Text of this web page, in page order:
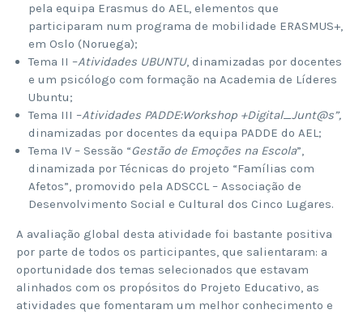
pela equipa Erasmus do AEL, elementos que
participaram num programa de mobilidade ERASMUS+,
em Oslo (Noruega);
Tema II –Atividades UBUNTU, dinamizadas por docentes
e um psicólogo com formação na Academia de Líderes
Ubuntu;
Tema III –Atividades PADDE:Workshop +Digital_Junt@s”,
dinamizadas por docentes da equipa PADDE do AEL;
Tema IV – Sessão “Gestão de Emoções na Escola”,
dinamizada por Técnicas do projeto “Famílias com
Afetos”, promovido pela ADSCCL – Associação de
Desenvolvimento Social e Cultural dos Cinco Lugares.
A avaliação global desta atividade foi bastante positiva
por parte de todos os participantes, que salientaram: a
oportunidade dos temas selecionados que estavam
alinhados com os propósitos do Projeto Educativo, as
atividades que fomentaram um melhor conhecimento e